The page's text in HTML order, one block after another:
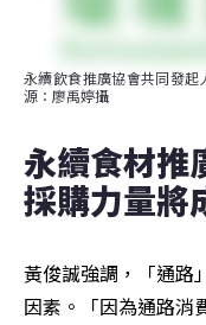
永續飲食推廣協會共同發
源：廖禹婷攝
永續食材推
採購力量將
黃俊誠強調，「通路
因素。「因為通路消